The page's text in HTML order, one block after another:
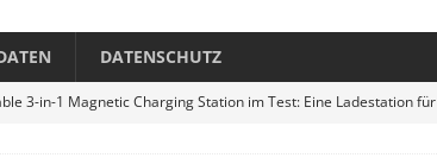
DATENSCHUTZ
3-in-1 Magnetic Charging Station im Test: Eine Ladestation für